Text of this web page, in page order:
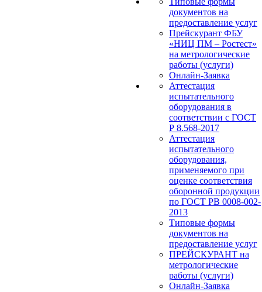
документов на
предоставление услуг
Прейскурант ФБУ
«НИЦ ПМ – Ростест»
на метрологические
работы (услуги)
Онлайн-Заявка
Аттестация
испытательного
оборудования в
соответствии с ГОСТ
Р 8.568-2017
Аттестация
испытательного
оборудования,
применяемого при
оценке соответствия
оборонной продукции
по ГОСТ РВ 0008-002-
2013
Типовые формы
документов на
предоставление услуг
ПРЕЙСКУРАНТ на
метрологические
работы (услуги)
Онлайн-Заявка